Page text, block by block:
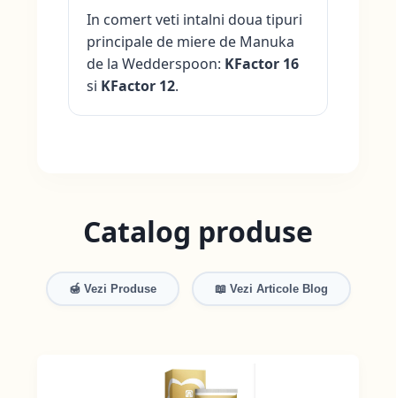
In comert veti intalni doua tipuri
principale de miere de Manuka
de la Wedderspoon: KFactor 16
si KFactor 12.
Catalog produse
🍯 Vezi Produse 📖 Vezi Articole Blog